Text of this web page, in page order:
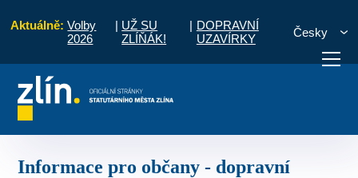
Aktuálně: Volby
2026
| UŽ SU
ZLÍŇÁK!
| DOPRAVNÍ
UZAVÍRKY
Česky
vyřídit Potřebuji zaplatit
Informace pro občany - dopravní